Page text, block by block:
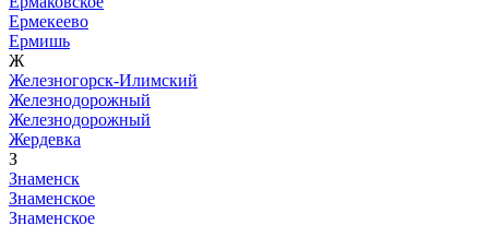
Ермекеево
Ермишь
Ж
Железногорск-Илимский
Железнодорожный
Железнодорожный
Жердевка
З
Знаменск
Знаменское
Знаменское